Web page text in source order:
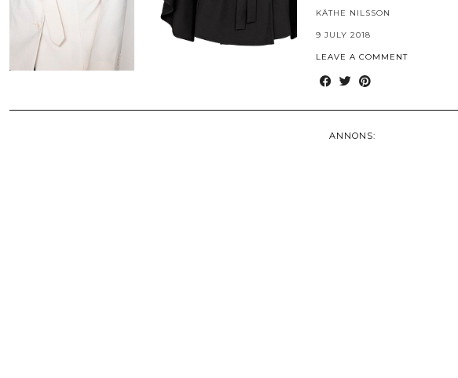
KÄTHE NILSSON
9 JULY 2018
LEAVE A COMMENT
ANNONS: